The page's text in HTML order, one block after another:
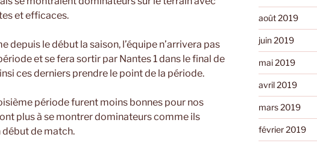
et efficaces.
depuis le début la saison, l’équipe n’arrivera pas
et se fera sortir par Nantes 1 dans le final de
ces derniers prendre le point de la période.
période furent moins bonnes pour nos
plus à se montrer dominateurs comme ils
début de match.
août 2019
juin 2019
mai 2019
avril 2019
mars 2019
février 2019